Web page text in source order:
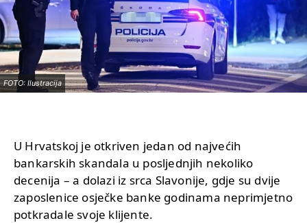
FOTO: Ilustracija
U Hrvatskoj je otkriven jedan od najvećih
bankarskih skandala u posljednjih nekoliko
decenija – a dolazi iz srca Slavonije, gdje su dvije
zaposlenice osječke banke godinama neprimjetno
potkradale svoje klijente.